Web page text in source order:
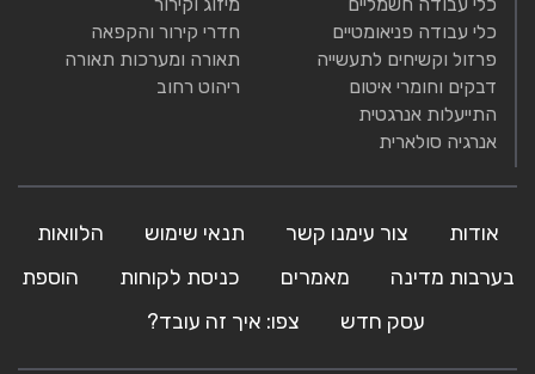
כלי עבודה פניאומטיים
פרזול וקשיחים לתעשייה
דבקים וחומרי איטום
התייעלות אנרגטית
אנרגיה סולארית
חדרי קירור והקפאה
תאורה ומערכות תאורה
ריהוט רחוב
אודות צור עימנו קשר תנאי שימוש
הלוואות
בערבות מדינה
מאמרים כניסת לקוחות
הוספת
עסק חדש
צפו: איך זה עובד?